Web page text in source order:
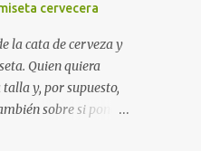
cervecera
la cata de cerveza y
Quien quiera
y, por supuesto,
sobre si poner